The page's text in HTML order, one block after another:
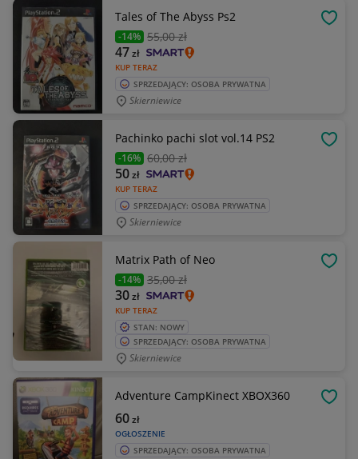
Tales of The Abyss Ps2
-14% 55,00 zł
KUP TERAZ
47zł
SPRZEDAJĄCY: OSOBA PRYWATNA
Skierniewice
Pachinko pachi slot vol.14 PS2
-16% 60,00 zł
KUP TERAZ
50zł
SPRZEDAJĄCY: OSOBA PRYWATNA
Skierniewice
Matrix Path of Neo
-14% 35,00 zł
KUP TERAZ
30zł
STAN: NOWY
SPRZEDAJĄCY: OSOBA PRYWATNA
Skierniewice
Adventure CampKinect XBOX360
OGŁOSZENIE
60zł
SPRZEDAJĄCY: OSOBA PRYWATNA